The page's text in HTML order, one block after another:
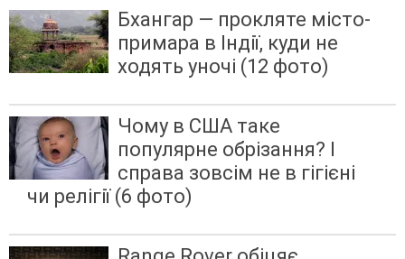
Бхангар — прокляте місто-
примара в Індії, куди не
ходять уночі (12 фото)
Чому в США таке
популярне обрізання? І
справа зовсім не в гігієні
чи релігії (6 фото)